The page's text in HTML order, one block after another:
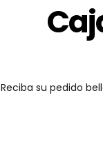
Reciba su pedido